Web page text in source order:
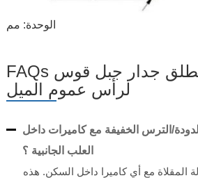
الوحدة: مم
FAQs من في الهواء الطلق جدار جبل قوس
لرأس عموم الميل
الترس الخفيفة مع كاميرات داخل
العلب الجانبية ؟
المقلاة مع أي كاميرا داخل السكن. هذه